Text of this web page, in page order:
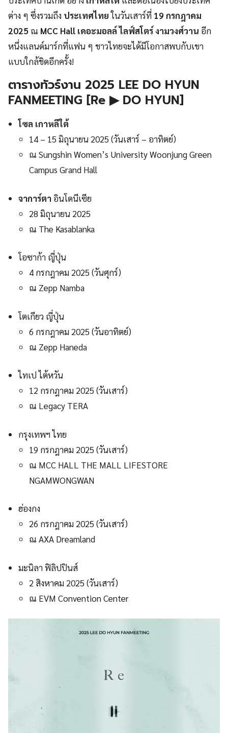
ต่าง ๆ ซึ่งรวมถึง ประเทศไทยในวันเสาร์ที่ 19 กรกฎาคม
2025 ณ MCC Hall เดอะมอลล์ ไลฟ์สโตร์ งามวงศ์วาน อีก
หนึ่งแลนด์มาร์กที่แฟน ๆ ชาวไทยจะได้มีโอกาสพบกับเขา
แบบใกล้ชิดอีกครั้ง!
ตารางทัวร์งาน 2025 LEE DO HYUN
FANMEETING [Re ▶ DO HYUN]
โซล เกาหลีใต้
14 – 15 มิถุนายน 2025 (วันเสาร์ – อาทิตย์)
ณ Sungshin Women’s University Woonjung Green
Campus Grand Hall
จาการ์ตา อินโดนีเซีย
28 มิถุนายน 2025
ณ The Kasablanka
โอซาก้า ญี่ปุ่น
4 กรกฎาคม 2025 (วันศุกร์)
ณ Zepp Namba
โตเกียว ญี่ปุ่น
6 กรกฎาคม 2025 (วันอาทิตย์)
ณ Zepp Haneda
ไทเป ไต้หวัน
12 กรกฎาคม 2025 (วันเสาร์)
ณ Legacy TERA
กรุงเทพฯ ไทย
19 กรกฎาคม 2025 (วันเสาร์)
ณ MCC HALL THE MALL LIFESTORE
NGAMWONGWAN
ฮ่องกง
26 กรกฎาคม 2025 (วันเสาร์)
ณ AXA Dreamland
มะนิลา ฟิลิปปินส์
2 สิงหาคม 2025 (วันเสาร์)
ณ EVM Convention Center